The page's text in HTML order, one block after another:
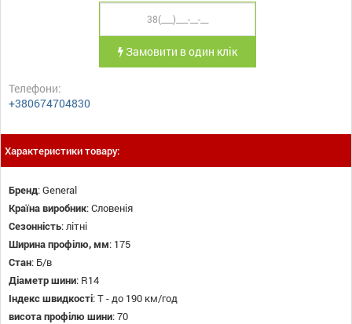
Замовити в один клік
Телефони:
+380674704830
Характеристики товару:
Бренд:General
Країна виробник:Словенія
Сезонність: літні
Ширина профілю, мм: 175
Стан: Б/в
Діаметр шини: R14
Індекс швидкості:T - до 190 км/год
висота профілю шини:70